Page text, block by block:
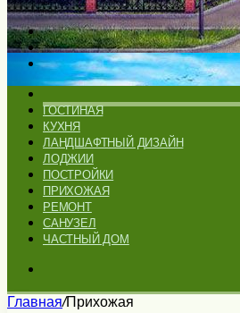
Меню
Искать
Switch
skin
ГОСТИНАЯ
КУХНЯ
ЛАНДШАФТНЫЙ ДИЗАЙН
ЛОДЖИИ
ПОСТРОЙКИ
ПРИХОЖАЯ
РЕМОНТ
САНУЗЕЛ
ЧАСТНЫЙ ДОМ
Главная/Прихожая